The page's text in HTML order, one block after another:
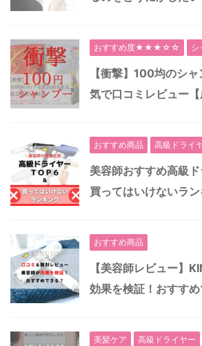
おすすめ度★★★☆☆ シ
【衝撃】100均のシ
気で口コミレビュー【
おすすめ商品 高級ドライ
美容師おすすめ高級
買ってはいけないラ
おすすめ商品
【美容師レビュー】
効果を検証！おすすめ
美髪ケア 高級ドライヤー